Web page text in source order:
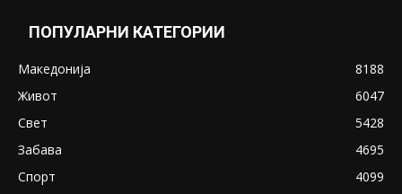
ПОПУЛАРНИ КАТЕГОРИИ
Македонија
8188
Живот
6047
Свет
5428
Забава
4695
Спорт
4099